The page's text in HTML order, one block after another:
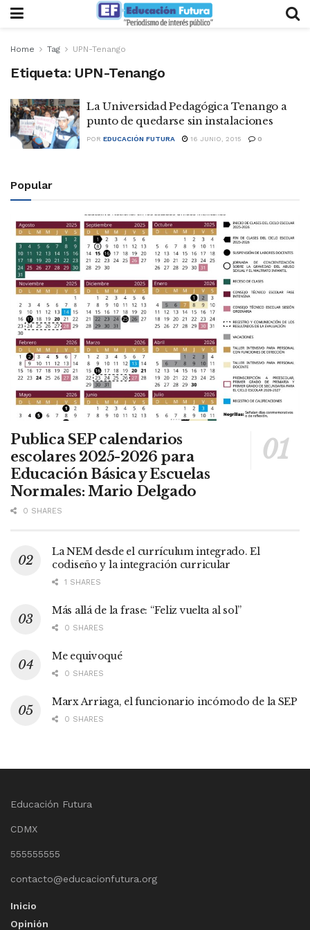
Home Tag UPN-Tenango
Etiqueta: UPN-Tenango
La Universidad Pedagógica Tenango a
punto de quedarse sin instalaciones
POR EDUCACIÓN FUTURA 16 JUNIO, 2015 0
Popular
Publica SEP calendarios
escolares 2025-2026 para
Educación Básica y Escuelas
Normales: Mario Delgado
0 SHARES
La NEM desde el currículum integrado. El
codiseño y la integración curricular
1 SHARES
Más allá de la frase: “Feliz vuelta al sol”
0 SHARES
Me equivoqué
0 SHARES
Marx Arriaga, el funcionario incómodo de la SEP
0 SHARES
Educación Futura
CDMX
555555555
contacto@educacionfutura.org
Inicio
Opinión